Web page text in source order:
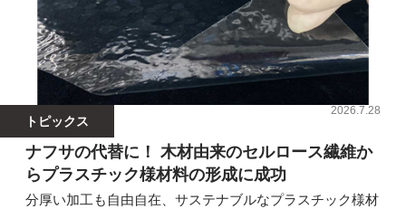
トピックス
2026.7.28
ナフサの代替に！ 木材由来のセルロース繊維か
らプラスチック様材料の形成に成功
分厚い加工も自由自在、サステナブルなプラスチック様材